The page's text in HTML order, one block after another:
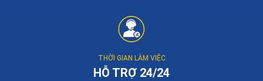
THỜI GIAN LÀM VIỆC
HỖ TRỢ 24/24